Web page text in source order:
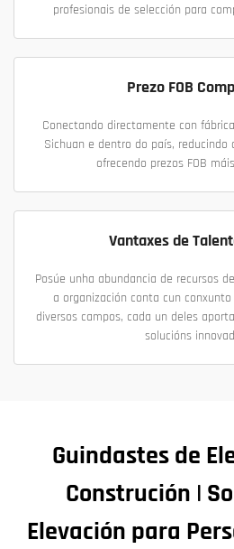
profesionais de selección para
Prezo FOB
Conectando directamente con
Sichuan e dentro do país, reducindo
ofrecendo prezos FOB
Vantaxes de
Posúe unha abundancia de recursos
a organización conta cun
diversos campos, cada un deles
solucións
Guindastes de
Construción |
Elevación para